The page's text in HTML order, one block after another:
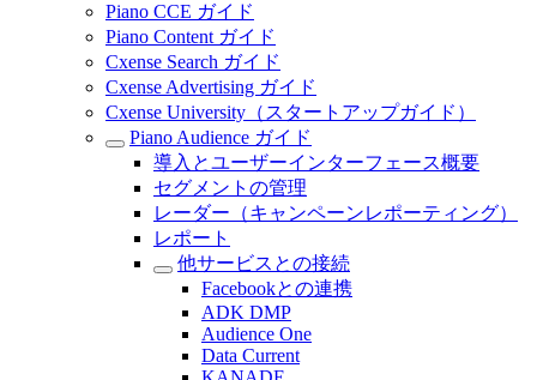
Piano CCE ガイド
Piano Content ガイド
Cxense Search ガイド
Cxense Advertising ガイド
Cxense University（スタートアップガイド）
Piano Audience ガイド
導入とユーザーインターフェース概要
セグメントの管理
レーダー（キャンペーンレポーティング）
レポート
他サービスとの接続
Facebookとの連携
ADK DMP
Audience One
Data Current